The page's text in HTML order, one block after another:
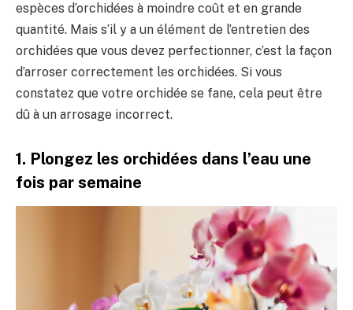
espèces d’orchidées à moindre coût et en grande
quantité. Mais s’il y a un élément de l’entretien des
orchidées que vous devez perfectionner, c’est la façon
d’arroser correctement les orchidées. Si vous
constatez que votre orchidée se fane, cela peut être
dû à un arrosage incorrect.
1. Plongez les orchidées dans l’eau une
fois par semaine